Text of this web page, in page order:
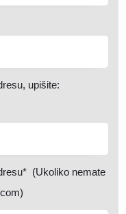
upišite:
(Ukoliko nemate